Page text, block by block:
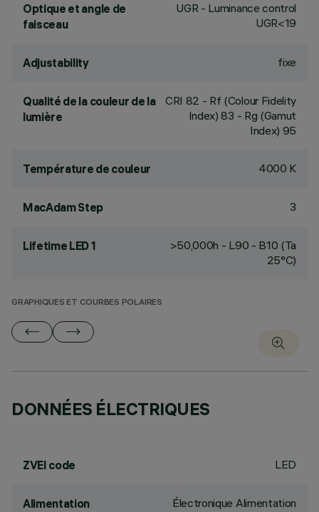
Optique et angle de
faisceau
UGR - Luminance control
UGR<19
Adjustability fixe
Qualité de la couleur de la
lumière
CRI 82 - Rf (Colour Fidelity
Index) 83 - Rg (Gamut
Index) 95
Température de couleur 4000 K
MacAdam Step 3
Lifetime LED 1
>50,000h - L90 - B10 (Ta
25°C)
GRAPHIQUES ET COURBES POLAIRES
DONNÉES ÉLECTRIQUES
ZVEI code LED
Alimentation
Électronique Alimentation